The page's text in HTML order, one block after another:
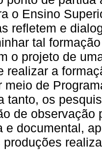
o Ensino
refletem e
tal
o projeto de
realizar a
meio de
tanto, os
de observação
e documental,
produções